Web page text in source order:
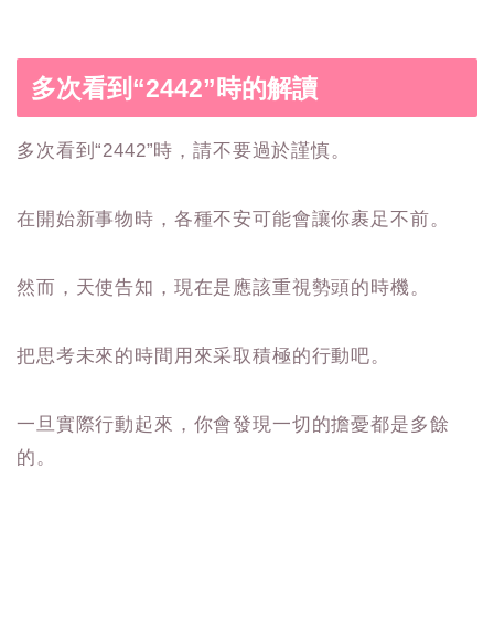
多次看到“2442”時的解讀
多次看到“2442”時，請不要過於謹慎。
在開始新事物時，各種不安可能會讓你裹足不前。
然而，天使告知，現在是應該重視勢頭的時機。
把思考未來的時間用來采取積極的行動吧。
一旦實際行動起來，你會發現一切的擔憂都是多餘
的。